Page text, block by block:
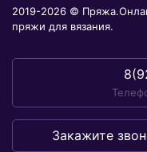
2019-2026 ©
пряжи для вязания.
Закажите